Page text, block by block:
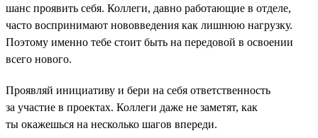
шанс проявить себя. Коллеги, давно работающие в отделе,
часто воспринимают нововведения как лишнюю нагрузку.
Поэтому именно тебе стоит быть на передовой в освоении
всего нового.
Проявляй инициативу и бери на себя ответственность
за участие в проектах. Коллеги даже не заметят, как
ты окажешься на несколько шагов впереди.